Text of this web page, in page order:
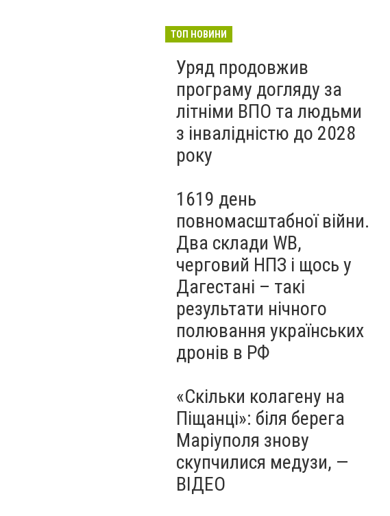
Бєдняков зіграє тата
новому українському
фільмі, - ФОТО
5 серпня
ТОП НОВИНИ
Уряд продовжив
програму догляду за
літніми ВПО та людьми
з інвалідністю до 2028
року
1619 день
повномасштабної війни.
Два склади WB,
черговий НПЗ і щось у
Дагестані – такі
результати нічного
полювання українських
дронів в РФ
«Скільки колагену на
Піщанці»: біля берега
Маріуполя знову
скупчилися медузи, —
ВІДЕО